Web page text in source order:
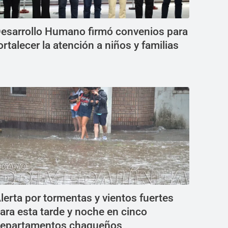
Humano firmó convenios para
la atención a niños y familias
por tormentas y vientos fuertes
esta tarde y noche en cinco
chaqueños